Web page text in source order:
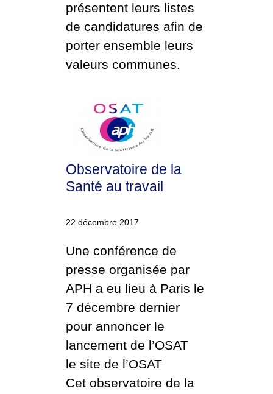
présentent leurs listes
de candidatures afin de
porter ensemble leurs
valeurs communes.
Observatoire de la
Santé au travail
22 décembre 2017
Une conférence de
presse organisée par
APH a eu lieu à Paris le
7 décembre dernier
pour annoncer le
lancement de l’OSAT
le site de l’OSAT
Cet observatoire de la